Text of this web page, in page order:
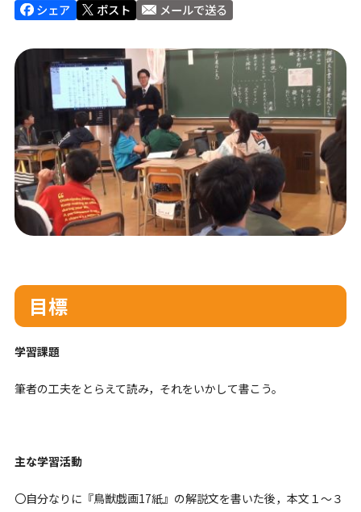
シェア ポスト メールで送る
目標
学習課題
筆者の工夫をとらえて読み，それをいかして書こう。
主な学習活動
〇自分なりに『鳥獣戯画17紙』の解説文を書いた後，本文１～３